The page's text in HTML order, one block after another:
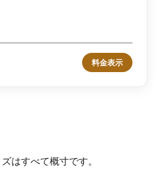
料金表示
はすべて概寸です。